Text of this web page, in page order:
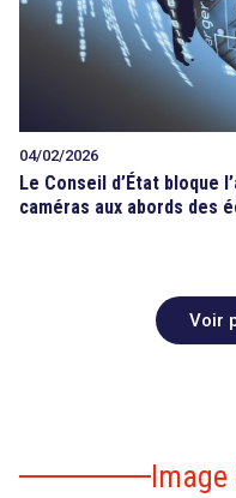
04/02/2026
Le Conseil d’État bloque
caméras aux abords des
Voir
Image